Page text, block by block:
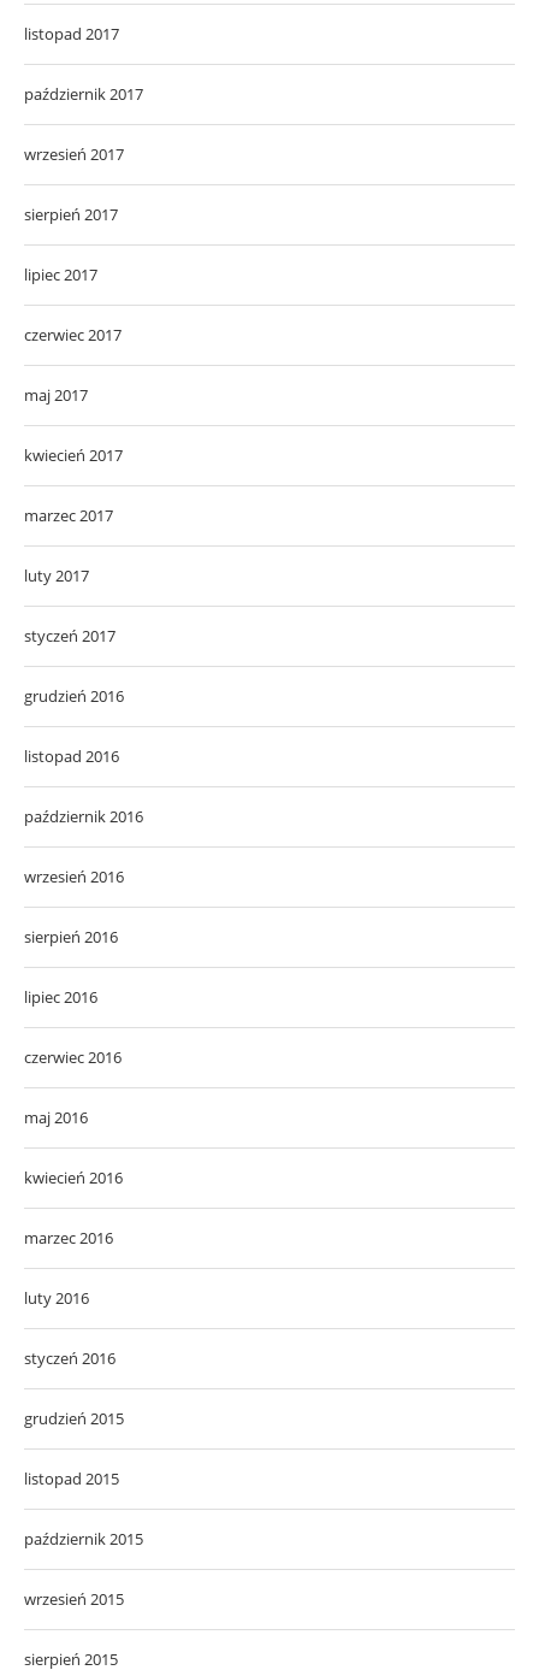
listopad 2017
październik 2017
wrzesień 2017
sierpień 2017
lipiec 2017
czerwiec 2017
maj 2017
kwiecień 2017
marzec 2017
luty 2017
styczeń 2017
grudzień 2016
listopad 2016
październik 2016
wrzesień 2016
sierpień 2016
lipiec 2016
czerwiec 2016
maj 2016
kwiecień 2016
marzec 2016
luty 2016
styczeń 2016
grudzień 2015
listopad 2015
październik 2015
wrzesień 2015
sierpień 2015